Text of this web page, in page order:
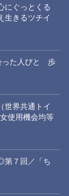
にぐっとくる
きるツチイ
った人びと 歩
世界共通トイ
使用機会均等
第７回／「ち